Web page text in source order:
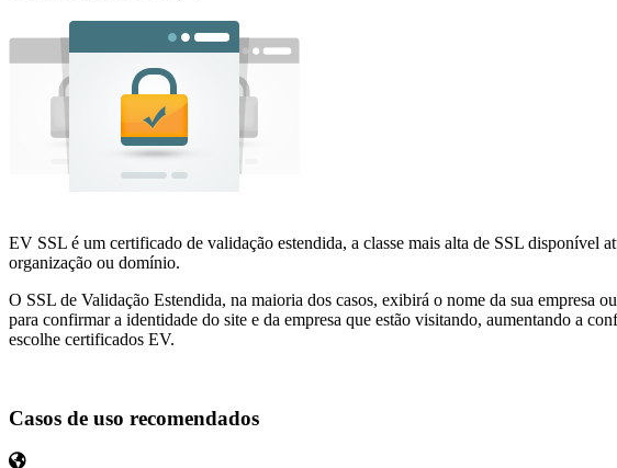
EV SSL é um certificado de validação estendida, a classe mais alta de SSL disponível
organização ou domínio.
O SSL de Validação Estendida, na maioria dos casos, exibirá o nome da sua empresa
para confirmar a identidade do site e da empresa que estão visitando, aumentando a
escolhe certificados EV.
Casos de uso recomendados